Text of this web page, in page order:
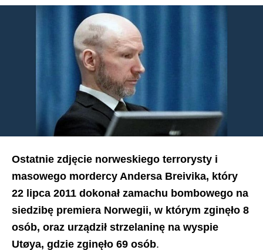
Ostatnie zdjęcie norweskiego terrorysty i
masowego mordercy Andersa Breivika, który
22 lipca 2011 dokonał zamachu bombowego na
siedzibę premiera Norwegii, w którym zginęło 8
osób, oraz urządził strzelaninę na wyspie
Utøya, gdzie zginęło 69 osób.